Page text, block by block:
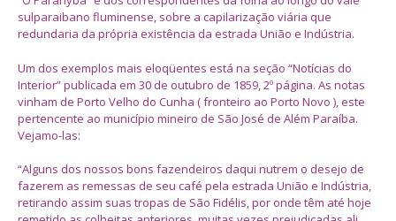
sulparaibano fluminense, sobre a capilarização viária que
redundaria da própria existência da estrada União e Indústria.
Um dos exemplos mais eloqüentes está na seção “Notícias do
Interior” publicada em 30 de outubro de 1859, 2º página. As notas
vinham de Porto Velho do Cunha ( fronteiro ao Porto Novo ), este
pertencente ao município mineiro de São José de Além Paraíba.
Vejamo-las:
“Alguns dos nossos bons fazendeiros daqui nutrem o desejo de
fazerem as remessas de seu café pela estrada União e Indústria,
retirando assim suas tropas de São Fidélis, por onde têm até hoje